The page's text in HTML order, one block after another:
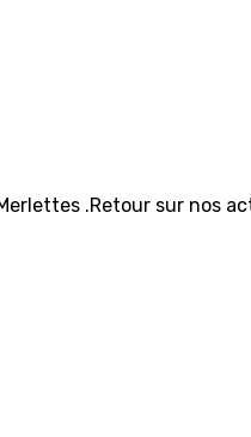
.Retour sur nos